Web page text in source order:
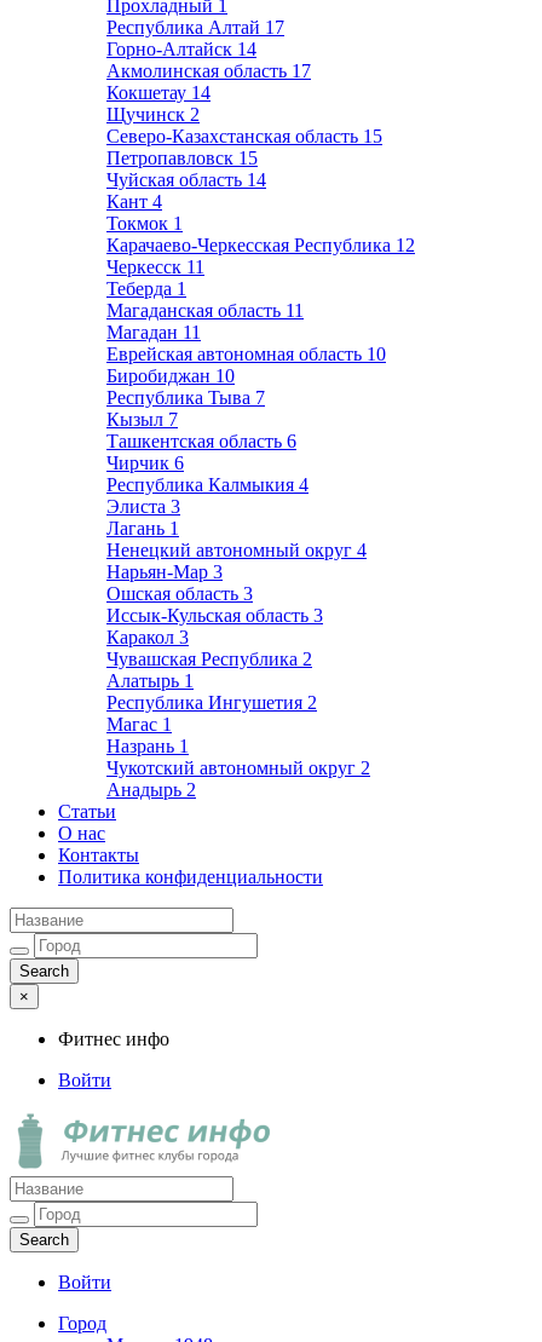
Прохладный 1
Республика Алтай 17
Горно-Алтайск 14
Акмолинская область 17
Кокшетау 14
Щучинск 2
Северо-Казахстанская область 15
Петропавловск 15
Чуйская область 14
Кант 4
Токмок 1
Карачаево-Черкесская Республика 12
Черкесск 11
Теберда 1
Магаданская область 11
Магадан 11
Еврейская автономная область 10
Биробиджан 10
Республика Тыва 7
Кызыл 7
Ташкентская область 6
Чирчик 6
Республика Калмыкия 4
Элиста 3
Лагань 1
Ненецкий автономный округ 4
Нарьян-Мар 3
Ошская область 3
Иссык-Кульская область 3
Каракол 3
Чувашская Республика 2
Алатырь 1
Республика Ингушетия 2
Магас 1
Назрань 1
Чукотский автономный округ 2
Анадырь 2
Статьи
О нас
Контакты
Политика конфиденциальности
×
Фитнес инфо
Войти
Фитнес инфо
Лучшие фитнес клубы города
Войти
Город